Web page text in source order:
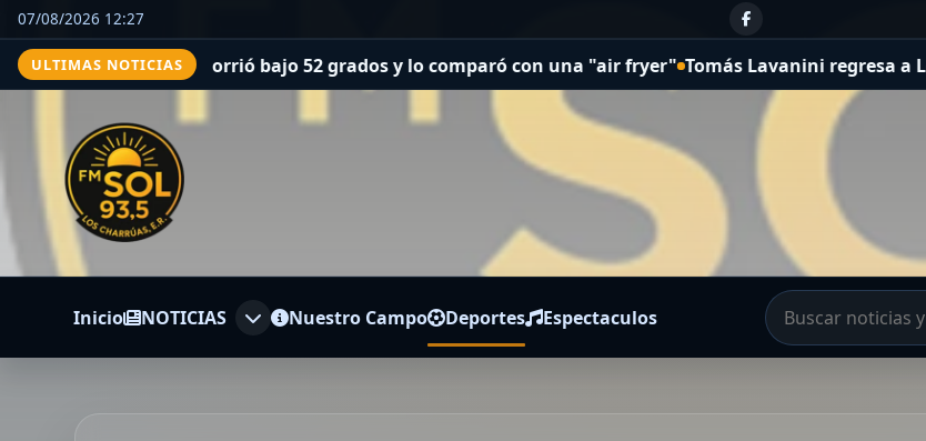
07/08/2026 12:27
ULTIMAS NOTICIAS
que corrió bajo 52 grados y lo comparó con una "air fryer" Tomás Lavanini regresa a Los
Inicio NOTICIAS Nuestro Campo Deportes Espectaculos